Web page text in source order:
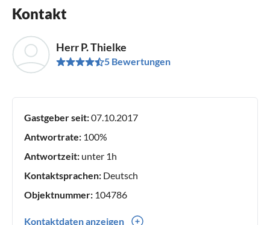
Kontakt
Herr P. Thielke
5 Bewertungen
Gastgeber seit:07.10.2017
Antwortrate: 100%
Antwortzeit: unter 1h
Kontaktsprachen: Deutsch
Objektnummer: 104786
Kontaktdaten anzeigen